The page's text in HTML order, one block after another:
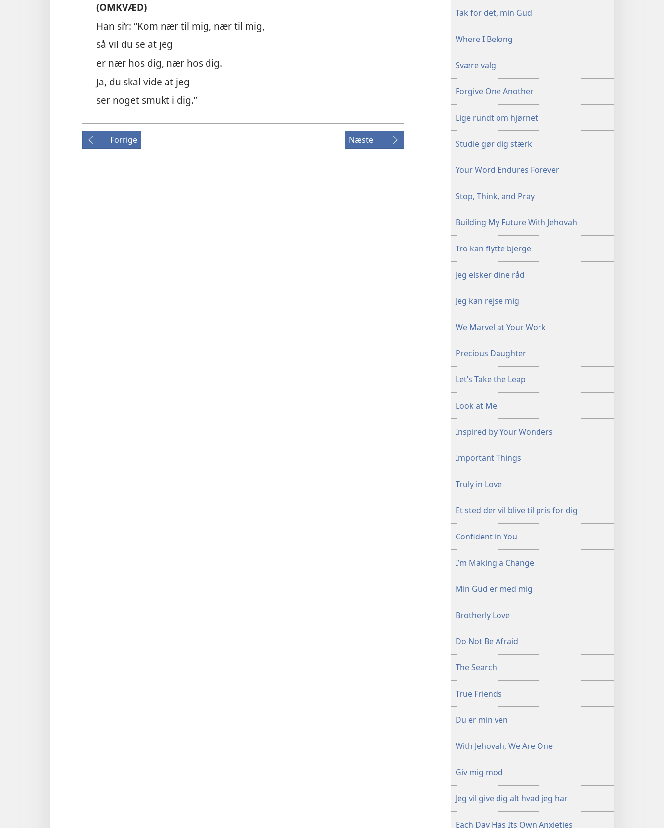
(OMKVÆD)
Han si’r: “Kom nær til mig, nær til mig,
så vil du se at jeg
er nær hos dig, nær hos dig.
Ja, du skal vide at jeg
ser noget smukt i dig.”
Forrige Næste
Tak for det, min Gud
Where I Belong
Svære valg
Forgive One Another
Lige rundt om hjørnet
Studie gør dig stærk
Your Word Endures Forever
Stop, Think, and Pray
Building My Future With Jehovah
Tro kan flytte bjerge
Jeg elsker dine råd
Jeg kan rejse mig
We Marvel at Your Work
Precious Daughter
Let’s Take the Leap
Look at Me
Inspired by Your Wonders
Important Things
Truly in Love
Et sted der vil blive til pris for dig
Confident in You
I’m Making a Change
Min Gud er med mig
Brotherly Love
Do Not Be Afraid
The Search
True Friends
Du er min ven
With Jehovah, We Are One
Giv mig mod
Jeg vil give dig alt hvad jeg har
Each Day Has Its Own Anxieties